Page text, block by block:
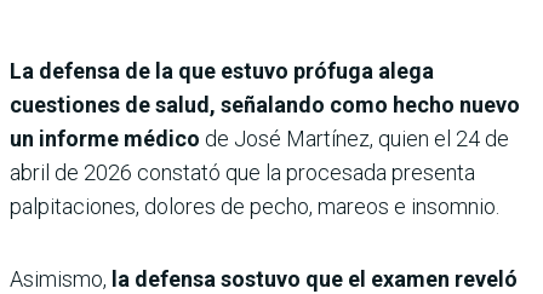
La defensa de la que estuvo prófuga alega
cuestiones de salud, señalando como hecho nuevo
un informe médico de José Martínez, quien el 24 de
abril de 2026 constató que la procesada presenta
palpitaciones, dolores de pecho, mareos e insomnio.
Asimismo, la defensa sostuvo que el examen reveló